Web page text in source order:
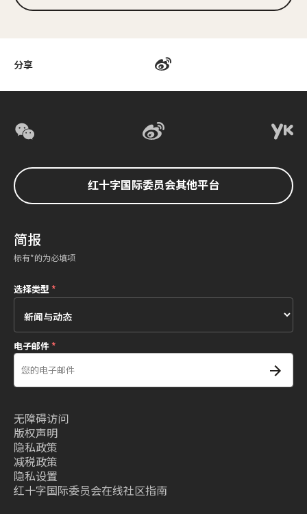
分享
红十字国际委员会其他平台
简报
标有*的为必填项
选择类型 *
电子邮件*
无障碍访问
版权声明
隐私政策
减税政策
隐私设置
红十字国际委员会在线社区指南